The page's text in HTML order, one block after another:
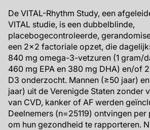
De VITAL-Rhythm Study, een
VITAL studie, is een dubbelblinde,
placebogecontroleerde,
een 2x2 factoriale opzet, die
840 mg omega-3-vetzuren (1 gram/
460 mg EPA en 380 mg DHA) en/of
D3 onderzocht. Mannen (≥50 jaar)
jaar) uit de Verenigde Staten zonder
van CVD, kanker of AF werden
Deelnemers (n=25119) ontvingen
om hun gezondheid te rapporteren.